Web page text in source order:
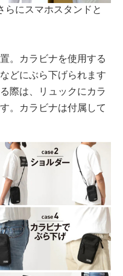
にスマホスタンドと
。カラビナを使用する
どにぶら下げられます
際は、リュックにカラ
。カラビナは付属して